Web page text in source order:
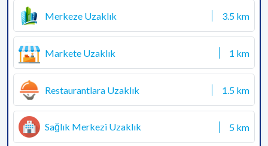
Merkeze Uzaklık 3.5 km
Markete Uzaklık 1 km
Restaurantlara Uzaklık 1.5 km
Sağlık Merkezi Uzaklık 5 km